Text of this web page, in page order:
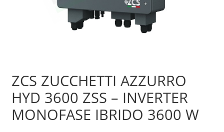
ZCS ZUCCHETTI AZZURRO
HYD 3600 ZSS – INVERTER
MONOFASE IBRIDO 3600 W